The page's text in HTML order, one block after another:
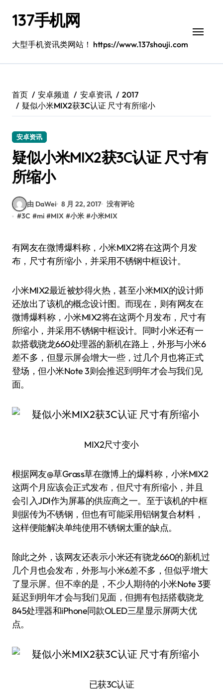
137手机网
大型手机资讯类网站！ https://www.137shouji.com
首页 安卓频道 安卓资讯
2017
疑似小米MIX2获3C认证 尺寸有所缩小
安卓资讯
疑似小米MIX2获3C认证 尺寸有
所缩小
由 DaWei 8 月 22, 2017 没有评论
#3C #mi #MIX #小米 #小米MIX
有网友在微博爆料称，小米MIX2将在这两个月发
布，尺寸有所缩小，并采用不锈钢中框设计。
小米MIX2最近被炒得火热，甚至小米MIX的设计师
还放出了该机的概念设计图。而现在，则有网友在
微博爆料称，小米MIX2将在这两个月发布，尺寸有
所缩小，并采用不锈钢中框设计。同时小米还有一
款搭载骁龙660处理器的新机在路上，外形与小米6
差不多，但显示屏会增大一些，过几个月也将正式
登场，但小米Note 3则会推迟到明年才会与我们见
面。
MIX2尺寸变小
根据网友@草Grass草在微博上的爆料称，小米MIX2
这两个月应该会正式发布，但尺寸有所缩小，并且
会引入JDI作为屏幕的供应商之一。至于该机的中框
则据传为不锈钢，但也有可能采用铝钢复合材料，
这样便能解决单纯使用不锈钢太重的缺点。
除此之外，该网友还表示小米还有骁龙660的新机过
几个月也会发布，外形与小米6差不多，但似乎增大
了显示屏。但不幸的是，不少人期待的小米Note 3要
延迟到明年才会与我们见面，但拥有包括搭载骁龙
845处理器和iPhone同款OLED三星显示屏两大优
点。
已获3C认证